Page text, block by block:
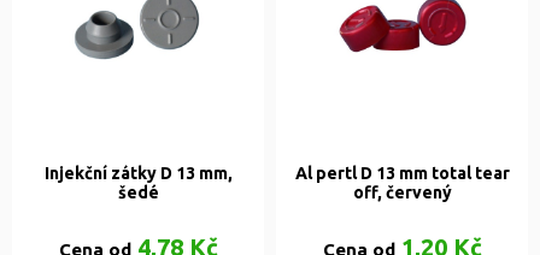
Injekční zátky D 13 mm,
šedé
Cena od4,78 Kč
Al pertl D 13 mm total tear
off, červený
Cena od1,20 Kč